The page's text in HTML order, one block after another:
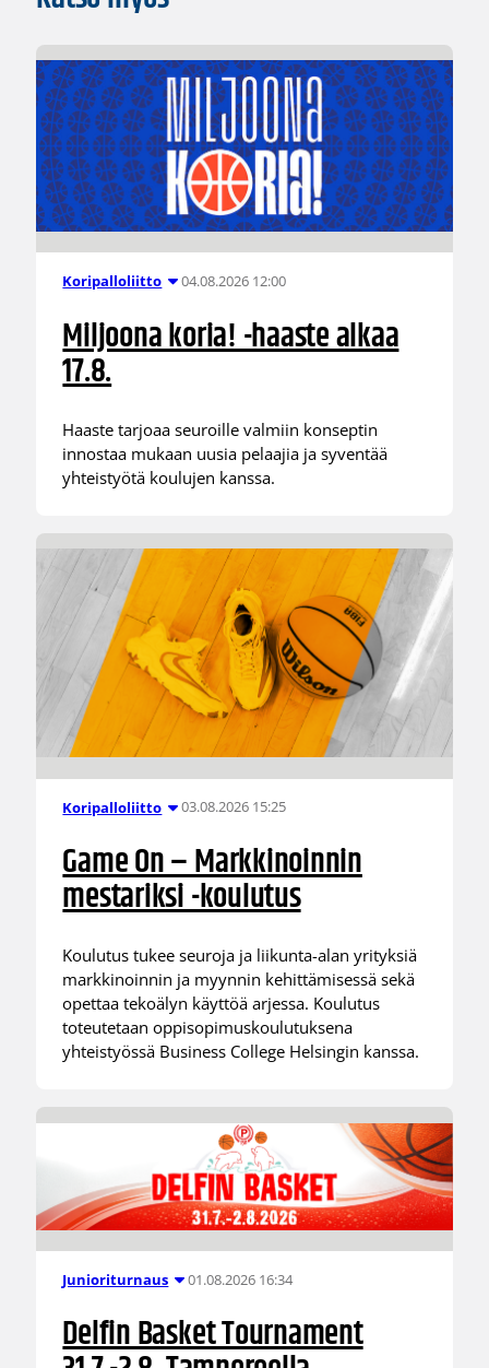
Koripalloliitto 04.08.2026 12:00
Miljoona koria! -haaste alkaa
17.8.
Haaste tarjoaa seuroille valmiin konseptin
innostaa mukaan uusia pelaajia ja syventää
yhteistyötä koulujen kanssa.
Koripalloliitto 03.08.2026 15:25
Game On – Markkinoinnin
mestariksi -koulutus
Koulutus tukee seuroja ja liikunta-alan yrityksiä
markkinoinnin ja myynnin kehittämisessä sekä
opettaa tekoälyn käyttöä arjessa. Koulutus
toteutetaan oppisopimuskoulutuksena
yhteistyössä Business College Helsingin kanssa.
Junioriturnaus 01.08.2026 16:34
Delfin Basket Tournament